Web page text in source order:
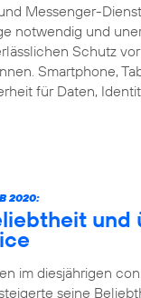
Messenger-
notwendig und
Schutz
Smartphone,
für Daten,
2020:
und
im diesjährigen
seine